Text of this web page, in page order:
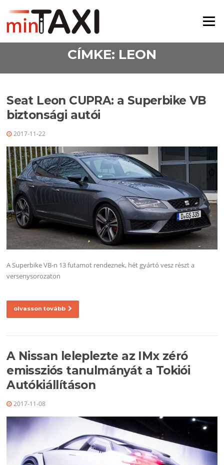
Menü
CÍMKE: LEON
Seat Leon CUPRA: a Superbike VB
biztonsági autói
2017-11-22
A Superbike VB-n 13 futamot rendeznek, hét gyártó vesz részt a
versenysorozaton
olvasson tovább
A Nissan leleplezte az IMx zéró
emissziós tanulmányát a Tokiói
Autókiállításon
2017-11-08